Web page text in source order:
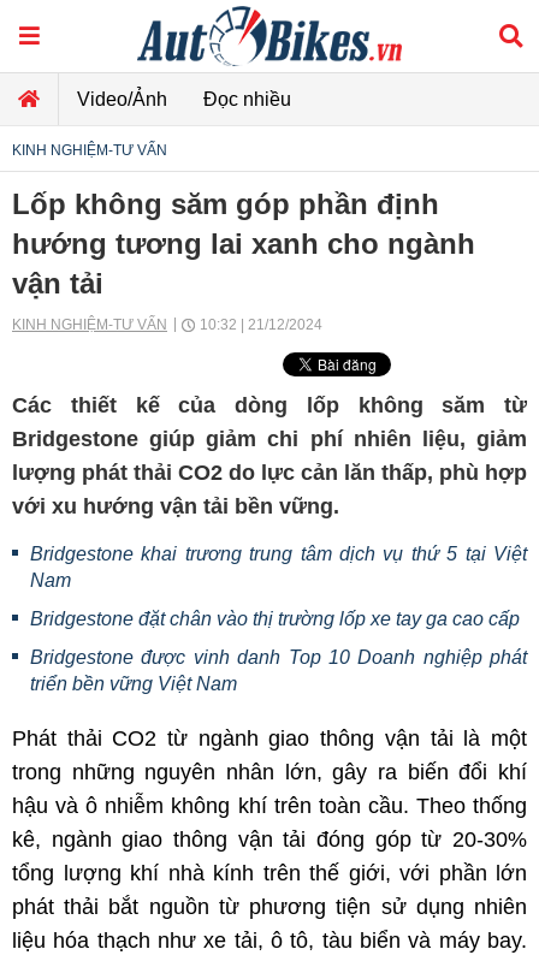
Video/Ảnh Đọc nhiều
KINH NGHIỆM-TƯ VẤN
Lốp không săm góp phần định
hướng tương lai xanh cho ngành
vận tải
KINH NGHIỆM-TƯ VẤN 10:32 | 21/12/2024
Các thiết kế của dòng lốp không săm từ
Bridgestone giúp giảm chi phí nhiên liệu, giảm
lượng phát thải CO2 do lực cản lăn thấp, phù hợp
với xu hướng vận tải bền vững.
Bridgestone khai trương trung tâm dịch vụ thứ 5 tại Việt
Nam
Bridgestone đặt chân vào thị trường lốp xe tay ga cao cấp
Bridgestone được vinh danh Top 10 Doanh nghiệp phát
triển bền vững Việt Nam
Phát thải CO2 từ ngành giao thông vận tải là một
trong những nguyên nhân lớn, gây ra biến đổi khí
hậu và ô nhiễm không khí trên toàn cầu. Theo thống
kê, ngành giao thông vận tải đóng góp từ 20-30%
tổng lượng khí nhà kính trên thế giới, với phần lớn
phát thải bắt nguồn từ phương tiện sử dụng nhiên
liệu hóa thạch như xe tải, ô tô, tàu biển và máy bay.